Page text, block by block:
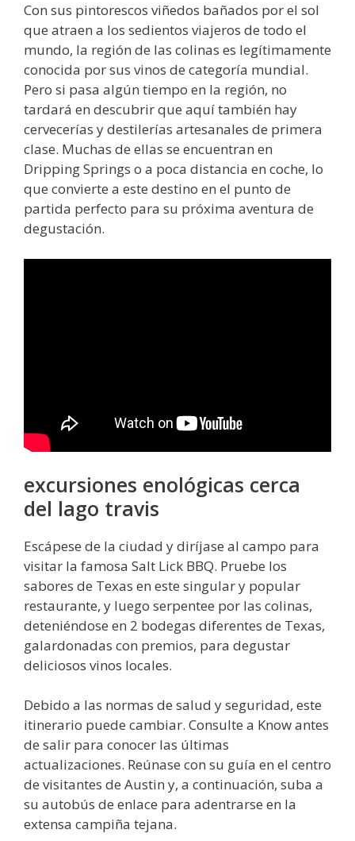
Con sus pintorescos viñedos bañados por el sol
que atraen a los sedientos viajeros de todo el
mundo, la región de las colinas es legítimamente
conocida por sus vinos de categoría mundial.
Pero si pasa algún tiempo en la región, no
tardará en descubrir que aquí también hay
cervecerías y destilerías artesanales de primera
clase. Muchas de ellas se encuentran en
Dripping Springs o a poca distancia en coche, lo
que convierte a este destino en el punto de
partida perfecto para su próxima aventura de
degustación.
excursiones enológicas cerca
del lago travis
Escápese de la ciudad y diríjase al campo para
visitar la famosa Salt Lick BBQ. Pruebe los
sabores de Texas en este singular y popular
restaurante, y luego serpentee por las colinas,
deteniéndose en 2 bodegas diferentes de Texas,
galardonadas con premios, para degustar
deliciosos vinos locales.
Debido a las normas de salud y seguridad, este
itinerario puede cambiar. Consulte a Know antes
de salir para conocer las últimas
actualizaciones. Reúnase con su guía en el centro
de visitantes de Austin y, a continuación, suba a
su autobús de enlace para adentrarse en la
extensa campiña tejana.